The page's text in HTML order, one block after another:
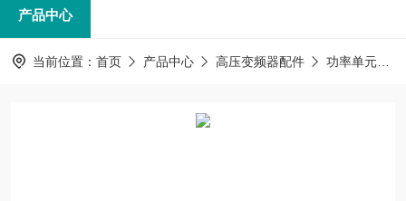
产品中心
当前位置： 首页 产品中心 高压变频器配件 功率单元